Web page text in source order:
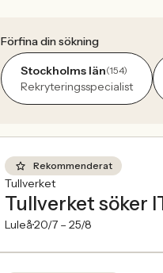
Förfina din sökning
Stockholms län(154)
Rekryteringsspecialist
Rekommenderat
Tullverket
Tullverket söker
Luleå20/7 – 25/8